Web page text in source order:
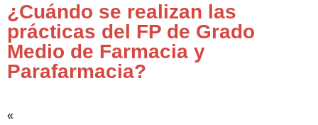
¿Cuándo se realizan las
prácticas del FP de Grado
Medio de Farmacia y
Parafarmacia?
«